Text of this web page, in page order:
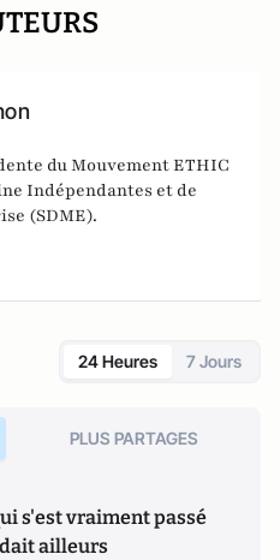
du Mouvement ETHIC
Indépendantes et de
(SDME).
24 Heures 7 Jours
PLUS PARTAGES
s'est vraiment passé
ailleurs